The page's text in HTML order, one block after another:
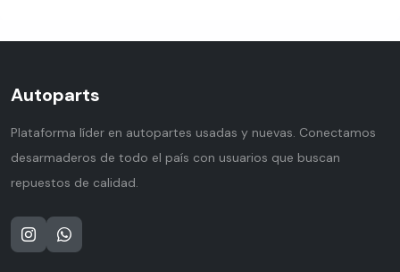
Autoparts
Plataforma líder en autopartes usadas y nuevas. Conectamos
desarmaderos de todo el país con usuarios que buscan
repuestos de calidad.